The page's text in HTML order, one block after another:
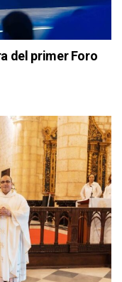
del primer Foro